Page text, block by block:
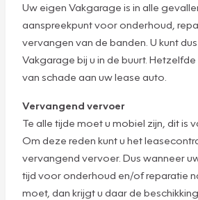
Uw eigen Vakgarage is in alle
aanspreekpunt voor onderhoud,
vervangen van de banden. U kunt
Vakgarage bij u in de buurt.
van schade aan uw lease auto.
Vervangend vervoer
Te alle tijde moet u mobiel zijn, dit is
Om deze reden kunt u het
vervangend vervoer. Dus wanneer
tijd voor onderhoud en/of reparatie
moet, dan krijgt u daar de